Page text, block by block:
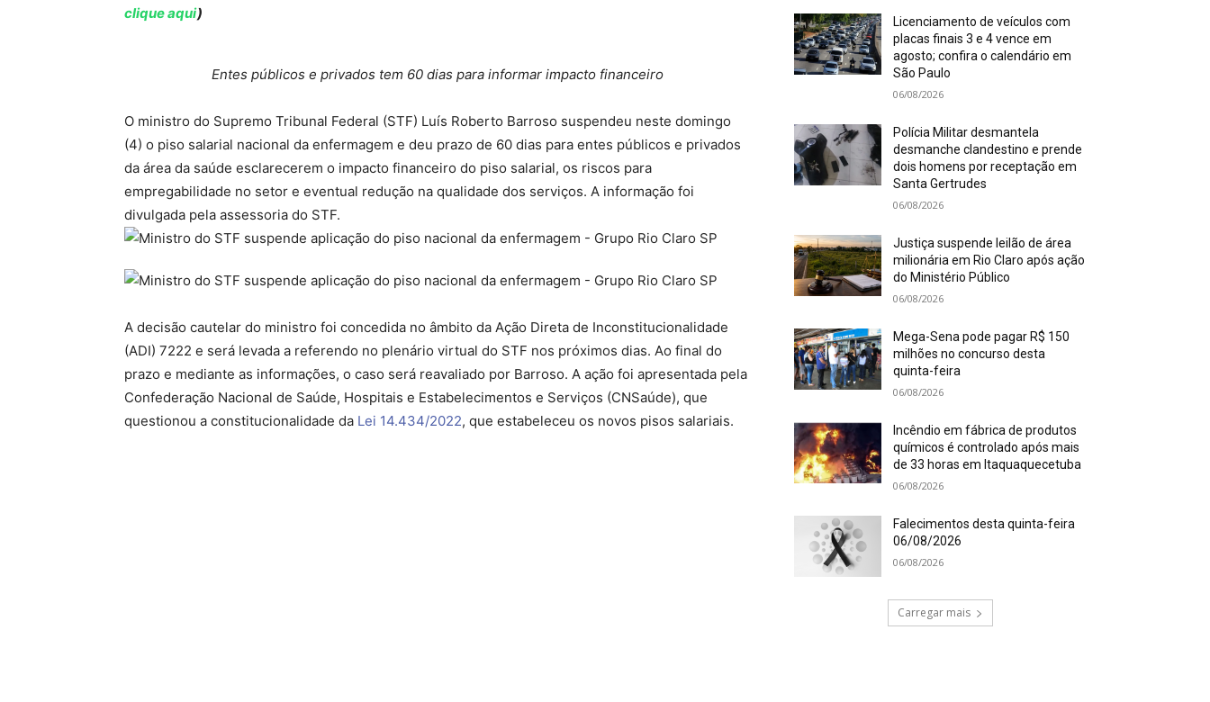
clique aqui)
Entes públicos e privados tem 60 dias para informar impacto financeiro
O ministro do Supremo Tribunal Federal (STF) Luís Roberto Barroso suspendeu neste domingo
(4) o piso salarial nacional da enfermagem e deu prazo de 60 dias para entes públicos e privados
da área da saúde esclarecerem o impacto financeiro do piso salarial, os riscos para
empregabilidade no setor e eventual redução na qualidade dos serviços. A informação foi
divulgada pela assessoria do STF.
A decisão cautelar do ministro foi concedida no âmbito da Ação Direta de Inconstitucionalidade
(ADI) 7222 e será levada a referendo no plenário virtual do STF nos próximos dias. Ao final do
prazo e mediante as informações, o caso será reavaliado por Barroso. A ação foi apresentada pela
Confederação Nacional de Saúde, Hospitais e Estabelecimentos e Serviços (CNSaúde), que
questionou a constitucionalidade da Lei 14.434/2022, que estabeleceu os novos pisos salariais.
Licenciamento de veículos com
placas finais 3 e 4 vence em
agosto; confira o calendário em
São Paulo
06/08/2026
Polícia Militar desmantela
desmanche clandestino e prende
dois homens por receptação em
Santa Gertrudes
06/08/2026
Justiça suspende leilão de área
milionária em Rio Claro após ação
do Ministério Público
06/08/2026
Mega-Sena pode pagar R$ 150
milhões no concurso desta
quinta-feira
06/08/2026
Incêndio em fábrica de produtos
químicos é controlado após mais
de 33 horas em Itaquaquecetuba
06/08/2026
Falecimentos desta quinta-feira
06/08/2026
06/08/2026
Carregar mais